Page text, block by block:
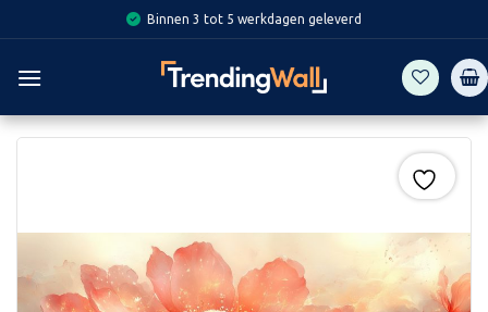
to
content
Binnen 3 tot 5 werkdagen geleverd